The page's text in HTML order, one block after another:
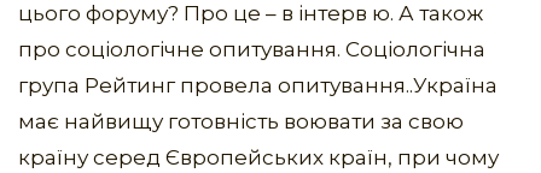
цього форуму? Про це – в інтерв ю. А також
про соціологічне опитування. Соціологічна
група Рейтинг провела опитування..Україна
має найвищу готовність воювати за свою
країну серед Європейських країн, при чому